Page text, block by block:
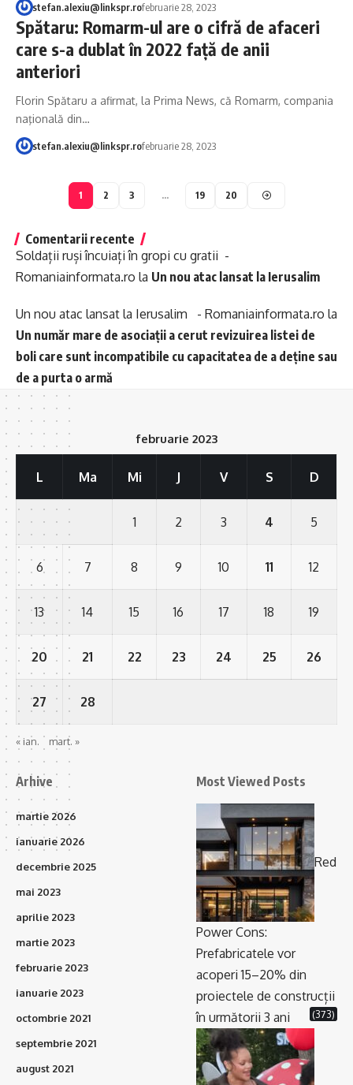
stefan.alexiu@linkspr.rofebruarie 28, 2023
Spătaru: Romarm-ul are o cifră de afaceri
care s-a dublat în 2022 faţă de anii
anteriori
Florin Spătaru a afirmat, la Prima News, că Romarm, compania
naţională din…
stefan.alexiu@linkspr.rofebruarie 28, 2023
1 2 3 … 19 20
Comentarii recente
Soldații ruși încuiați în gropi cu gratii -
Romaniainformata.ro la Un nou atac lansat la Ierusalim
Un nou atac lansat la Ierusalim - Romaniainformata.ro la
Un număr mare de asociații a cerut revizuirea listei de
boli care sunt incompatibile cu capacitatea de a deține sau
de a purta o armă
februarie 2023
L Ma Mi J V S D
1 2 3 4 5
6 7 8 9 10 11 12
13 14 15 16 17 18 19
20 21 22 23 24 25 26
27 28
« ian. mart. »
Arhive
martie 2026
ianuarie 2026
decembrie 2025
mai 2023
aprilie 2023
martie 2023
februarie 2023
ianuarie 2023
octombrie 2021
septembrie 2021
august 2021
Most Viewed Posts
Red
Power Cons:
Prefabricatele vor
acoperi 15–20% din
proiectele de construcții
în următorii 3 ani
(373)